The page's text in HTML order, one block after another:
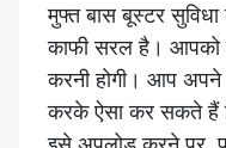
करके ऐसा कर सकते हैं
इसे अपलोड करने पर,
सेकंड का समय लगेगा।
आपकी स्क्रीन पर पूरा
बस इतना करना है कि